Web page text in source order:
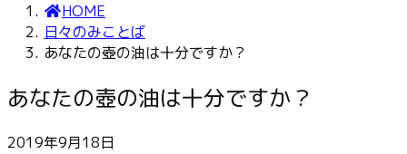
HOME
日々のみことば
あなたの壺の油は十分ですか？
あなたの壺の油は十分ですか？
2019年9月18日